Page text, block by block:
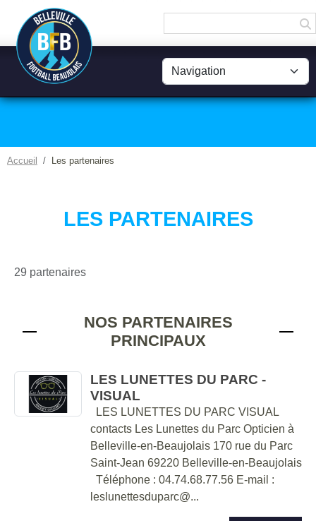
Accueil Les partenaires
LES PARTENAIRES
29 partenaires
NOS PARTENAIRES
PRINCIPAUX
LES LUNETTES DU PARC -
VISUAL
LES LUNETTES DU PARC VISUAL
contacts Les Lunettes du Parc Opticien à
Belleville-en-Beaujolais 170 rue du Parc
Saint-Jean 69220 Belleville-en-Beaujolais
Téléphone : 04.74.68.77.56 E-mail :
leslunettesduparc@...
Panneau de gestion des cookies